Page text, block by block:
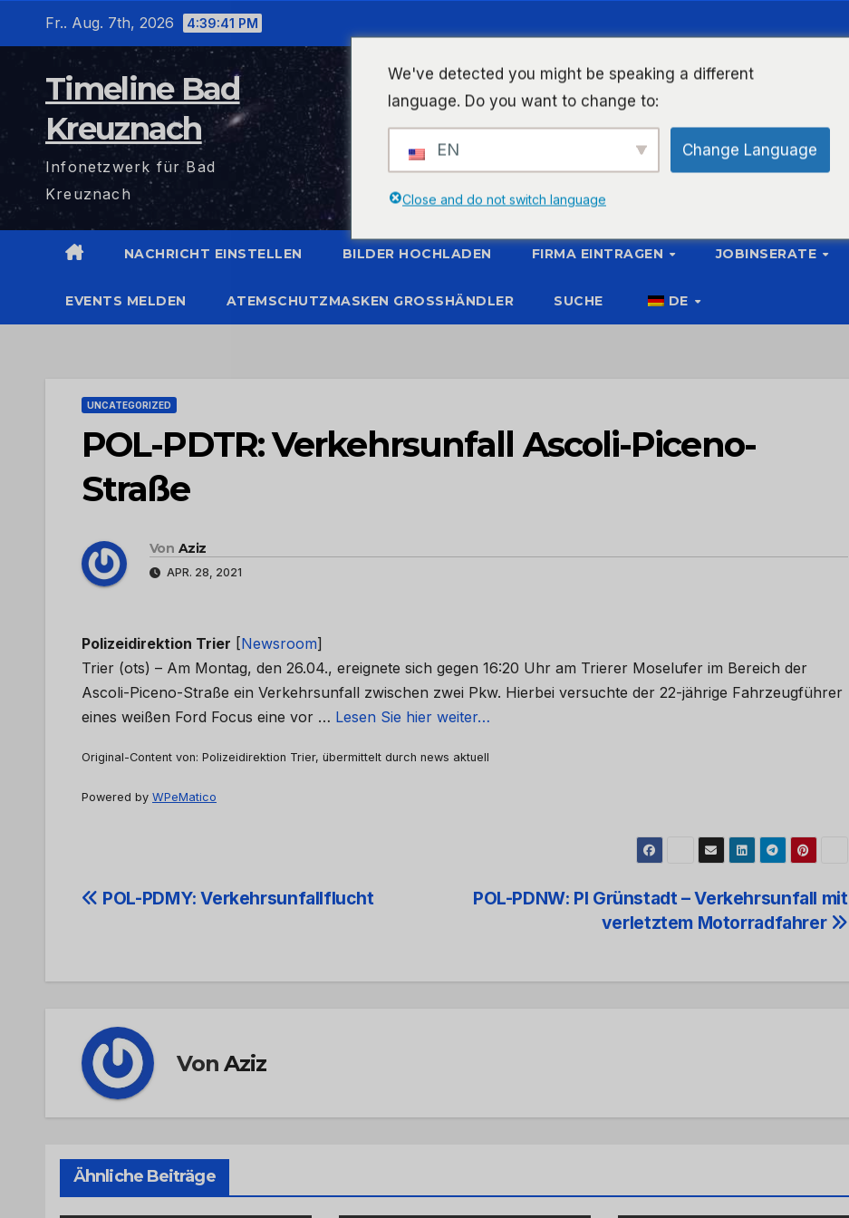
Fr.. Aug. 7th, 2026 4:39:41 PM
Timeline Bad
Kreuznach
Infonetzwerk für Bad
Kreuznach
NACHRICHT EINSTELLEN BILDER HOCHLADEN FIRMA EINTRAGEN JOBINSERATE
EVENTS MELDEN ATEMSCHUTZMASKEN GROSSHÄNDLER SUCHE DE
UNCATEGORIZED
POL-PDTR: Verkehrsunfall Ascoli-Piceno-
Straße
Von Aziz
APR. 28, 2021
Polizeidirektion Trier [Newsroom]
Trier (ots) – Am Montag, den 26.04., ereignete sich gegen 16:20 Uhr am Trierer Moselufer im Bereich der
Ascoli-Piceno-Straße ein Verkehrsunfall zwischen zwei Pkw. Hierbei versuchte der 22-jährige Fahrzeugführer
eines weißen Ford Focus eine vor … Lesen Sie hier weiter…
Original-Content von: Polizeidirektion Trier, übermittelt durch news aktuell
Powered by WPeMatico
Beitrags-
POL-PDNW: PI Grünstadt – Verkehrsunfall mit
verletztem Motorradfahrer
POL-PDMY: Verkehrsunfallflucht
VonAziz
Ähnliche Beiträge
We've detected you might be speaking a different
language. Do you want to change to:
EN Change Language
Close and do not switch language